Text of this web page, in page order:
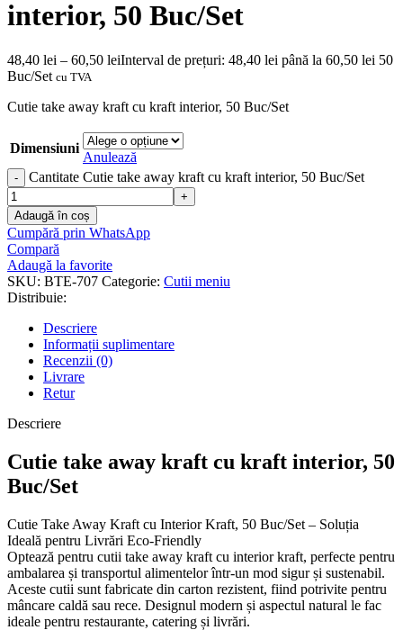
interior, 50 Buc/Set
48,40 lei – 60,50 leiInterval de prețuri: 48,40 lei până la 60,50 lei 50
Buc/Set cu TVA
Cutie take away kraft cu kraft interior, 50 Buc/Set
Dimensiuni
Anulează
Cantitate Cutie take away kraft cu kraft interior, 50 Buc/Set
Adaugă în coș
Cumpără prin WhatsApp
Compară
Adaugă la favorite
SKU: BTE-707 Categorie: Cutii meniu
Distribuie:
Descriere
Informații suplimentare
Recenzii (0)
Livrare
Retur
Descriere
Cutie take away kraft cu kraft interior, 50
Buc/Set
Cutie Take Away Kraft cu Interior Kraft, 50 Buc/Set – Soluția
Ideală pentru Livrări Eco-Friendly
Optează pentru cutii take away kraft cu interior kraft, perfecte pentru
ambalarea și transportul alimentelor într-un mod sigur și sustenabil.
Aceste cutii sunt fabricate din carton rezistent, fiind potrivite pentru
mâncare caldă sau rece. Designul modern și aspectul natural le fac
ideale pentru restaurante, catering și livrări.